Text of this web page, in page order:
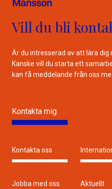
Vill du bli
Är du intresserad av att lära dig
Kanske vill du starta ett
kan få meddelande från oss
Kontakta mig
Kontakta oss
Jobba med oss Aktuellt